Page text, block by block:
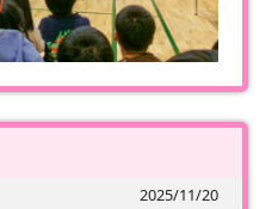
2025/11/20